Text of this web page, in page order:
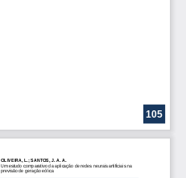
105
OLIVEIRA, L.; SANTOS, J. A. A.
Um estudo comparativo da aplicação de redes neurais artificiais na
previsão de geração eólica